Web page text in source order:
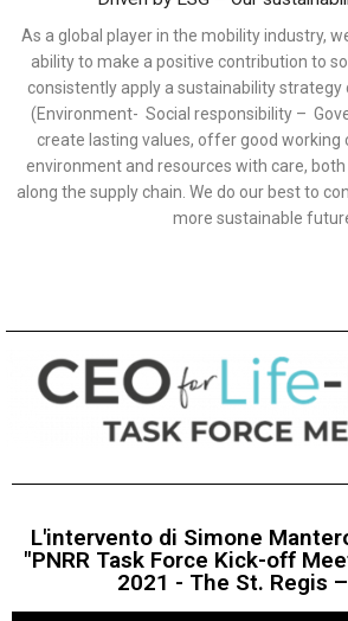
As a global player in the mobility industry,
ability to make a positive contribution to
consistently apply a sustainability strategy
(Environment- Social responsibility –
create lasting values, offer good working
environment and resources with care,
along the supply chain. We do our best to
more sustainable
L'intervento di Simone
"PNRR Task Force Kick-off
2021 - The St. Regis